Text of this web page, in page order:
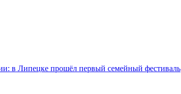
в Липецке прошёл первый семейный фестиваль